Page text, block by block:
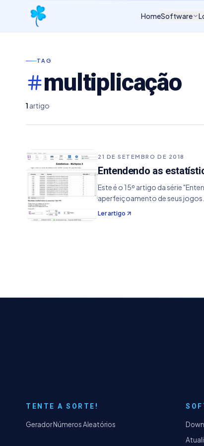
HomeSoftware
TAG
multiplicação
1 artigo
21 DE SETEMBRO DE 2018
Entendendo as
Este é o 15º artigo da série
aperfeiçoamento de seus
Ler artigo
TENTE A SORTE!
Gerador Números Aleatórios